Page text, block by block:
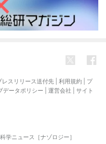
レスリリース送付先 利用規約
プ
データポリシー 運営会社
サイト
科学ニュース［ナゾロジー］